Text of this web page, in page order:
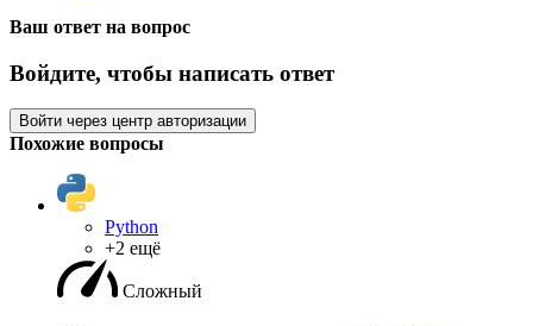
Ваш ответ на вопрос
Войдите, чтобы написать ответ
Войти через центр авторизации
Похожие вопросы
Python
+2 ещё
Сложный